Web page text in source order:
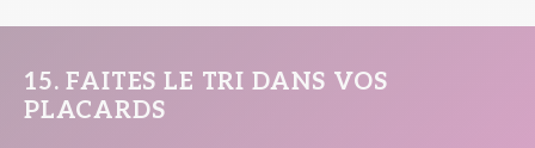
15. FAITES LE TRI DANS VOS
PLACARDS